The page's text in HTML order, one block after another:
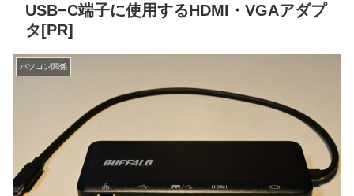
USB−C端子に使用するHDMI・VGAアダプ
タ[PR]
パソコン関係